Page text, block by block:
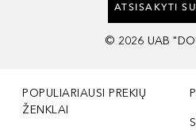
ATSISAKYTI
© 2026 UAB
POPULIARIAUSI PREKIŲ
ŽENKLAI